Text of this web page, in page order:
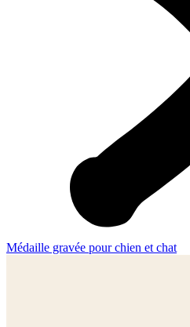
Médaille gravée pour chien et chat